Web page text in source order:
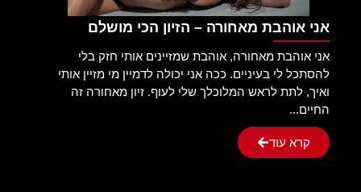
אני אוהבת מאחורה – הזיון הכי מושלם
אני אוהבת מאחורה, אוהבת שמזיינים אותי חזק בלי
להסתכל לי בעיניים. ככה אני יכולה לדמיין מי מזיין אותי
ואיך, לתת לראש המלוכלך שלי לעוף. זיון מאחורה זה
החיים...
קרא עוד